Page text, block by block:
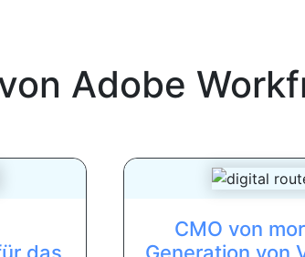
Adobe
das
CMO von
Generation von